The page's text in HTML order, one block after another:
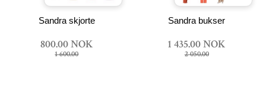
Sandra skjorte
800.00 NOK
1 600.00
Sandra bukser
1 435.00 NOK
2 050.00